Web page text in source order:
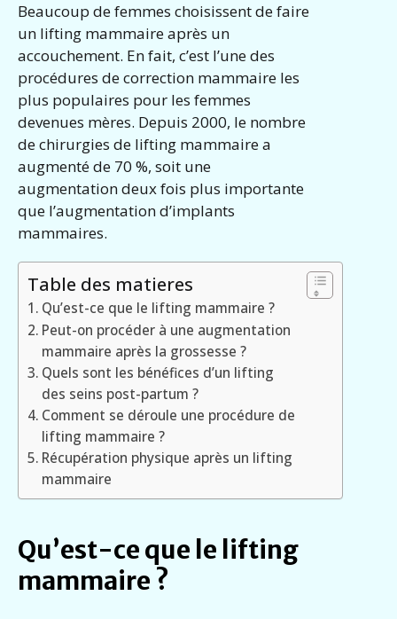
Beaucoup de femmes choisissent de faire
un lifting mammaire après un
accouchement. En fait, c’est l’une des
procédures de correction mammaire les
plus populaires pour les femmes
devenues mères. Depuis 2000, le nombre
de chirurgies de lifting mammaire a
augmenté de 70 %, soit une
augmentation deux fois plus importante
que l’augmentation d’implants
mammaires.
Table des matieres
Qu’est-ce que le lifting mammaire ?
Peut-on procéder à une augmentation
mammaire après la grossesse ?
Quels sont les bénéfices d’un lifting
des seins post-partum ?
Comment se déroule une procédure de
lifting mammaire ?
Récupération physique après un lifting
mammaire
Qu’est-ce que le lifting
mammaire ?